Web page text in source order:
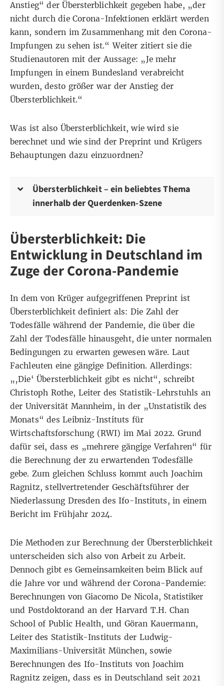
Anstieg“ der Übersterblichkeit gegeben habe, „der
nicht durch die Corona-Infektionen erklärt werden
kann, sondern im Zusammenhang mit den Corona-
Impfungen zu sehen ist.“ Weiter zitiert sie die
Studienautoren mit der Aussage: „Je mehr
Impfungen in einem Bundesland verabreicht
wurden, desto größer war der Anstieg der
Übersterblichkeit.“
Was ist also Übersterblichkeit, wie wird sie
berechnet und wie sind der Preprint und Krügers
Behauptungen dazu einzuordnen?
Übersterblichkeit – ein beliebtes Thema
innerhalb der Querdenken-Szene
Übersterblichkeit: Die
Entwicklung in Deutschland im
Zuge der Corona-Pandemie
In dem von Krüger aufgegriffenen Preprint ist
Übersterblichkeit definiert als: Die Zahl der
Todesfälle während der Pandemie, die über die
Zahl der Todesfälle hinausgeht, die unter normalen
Bedingungen zu erwarten gewesen wäre. Laut
Fachleuten eine gängige Definition. Allerdings:
„‚Die‘ Übersterblichkeit gibt es nicht“, schreibt
Christoph Rothe, Leiter des Statistik-Lehrstuhls an
der Universität Mannheim,in der „Unstatistik des
Monats“ des Leibniz-Instituts für
Wirtschaftsforschung (RWI) im Mai 2022. Grund
dafür sei, dass es „mehrere gängige Verfahren“ für
die Berechnung der zu erwartenden Todesfälle
gebe. Zum gleichen Schluss kommt auch Joachim
Ragnitz, stellvertretender Geschäftsführer der
Niederlassung Dresden des Ifo-Instituts, in einem
Berichtim Frühjahr 2024.
Die Methoden zur Berechnung der Übersterblichkeit
unterscheiden sich also von Arbeit zu Arbeit.
Dennoch gibt es Gemeinsamkeiten beim Blick auf
die Jahre vor und während der Corona-Pandemie:
Berechnungen von Giacomo De Nicola, Statistiker
und Postdoktorand an der Harvard T.H. Chan
School of Public Health, und Göran Kauermann,
Leiter des Statistik-Instituts der Ludwig-
Maximilians-Universität München, sowie
Berechnungen des Ifo-Instituts von Joachim
Ragnitz zeigen, dass es in Deutschland seit 2021